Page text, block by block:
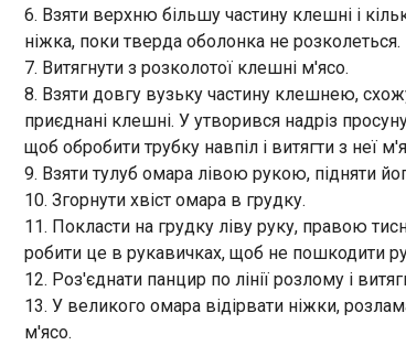
6. Взяти верхню більшу частину клешні і
ніжка, поки тверда оболонка не розколеться.
7. Витягнути з розколотої клешні м'ясо.
8. Взяти довгу вузьку частину клешнею,
приєднані клешні. У утворився надріз
щоб обробити трубку навпіл і витягти з неї
9. Взяти тулуб омара лівою рукою, підняти
10. Згорнути хвіст омара в грудку.
11. Покласти на грудку ліву руку, правою
робити це в рукавичках, щоб не пошкодити
12. Роз'єднати панцир по лінії розлому і
13. У великого омара відірвати ніжки,
м'ясо.